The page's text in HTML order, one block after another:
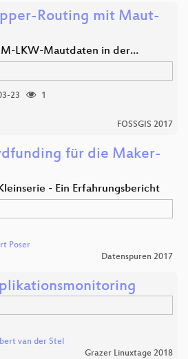
Routing mit Maut-
LKW-Mautdaten in der…
23
1
FOSSGIS 2017
für die Maker-
- Ein Erfahrungsbericht
Poser
Datenspuren 2017
van der Stel
Grazer Linuxtage 2018